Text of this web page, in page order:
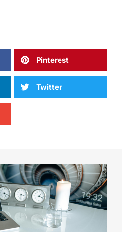
Pinterest
Twitter